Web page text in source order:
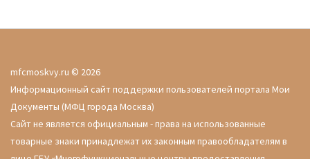
mfcmoskvy.ru © 2026
Информационный сайт поддержки пользователей портала Мои
Документы (МФЦ города Москва)
Сайт не является официальным - права на использованные
товарные знаки принадлежат их законным правообладателям в